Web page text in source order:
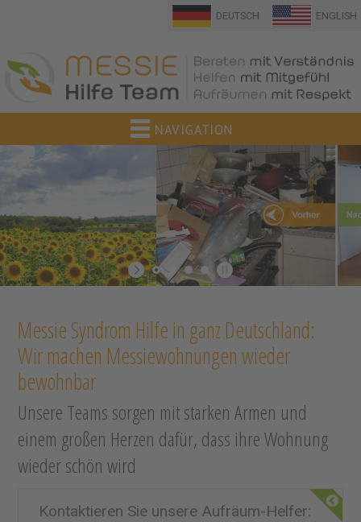
DEUTSCH ENGLISH
Messie Syndrom Hilfe in ganz Deutschland:
Wir machen Messiewohnungen wieder
bewohnbar
Unsere Teams sorgen mit starken Armen und
einem großen Herzen dafür, dass ihre Wohnung
wieder schön wird
Kontaktieren Sie unsere Aufräum-Helfer: